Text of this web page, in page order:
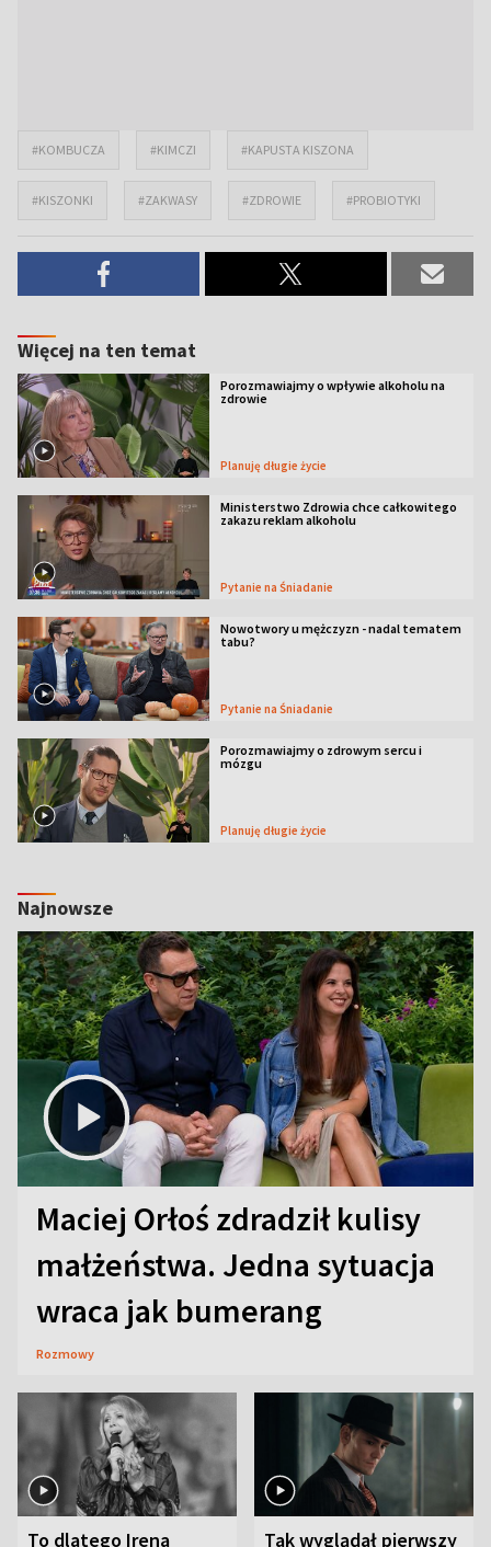
#KOMBUCZA #KIMCZI #KAPUSTA KISZONA
#KISZONKI #ZAKWASY #ZDROWIE #PROBIOTYKI
Więcej na ten temat
Porozmawiajmy o wpływie alkoholu na
zdrowie
Planuję długie życie
Ministerstwo Zdrowia chce całkowitego
zakazu reklam alkoholu
Pytanie na Śniadanie
Nowotwory u mężczyzn - nadal tematem
tabu?
Pytanie na Śniadanie
Porozmawiajmy o zdrowym sercu i
mózgu
Planuję długie życie
Najnowsze
Maciej Orłoś zdradził kulisy
małżeństwa. Jedna sytuacja
wraca jak bumerang
Rozmowy
To dlatego Irena Tak wyglądał pierwszy